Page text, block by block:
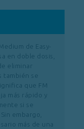
de Easy-
en doble dosis,
eliminar
también se
que FM
más rápido y
si se
embargo,
más de una